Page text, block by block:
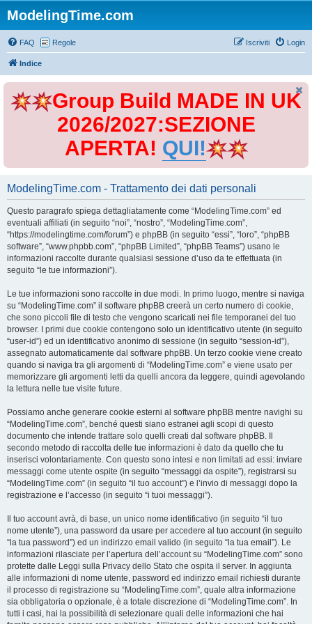
ModelingTime.com
FAQ Regole Login
Iscriviti
Indice
Group Build MADE IN UK
2026/2027:SEZIONE
APERTA! QUI!
ModelingTime.com - Trattamento dei dati personali
Questo paragrafo spiega dettagliatamente come “ModelingTime.com” ed
eventuali affiliati (in seguito “noi”, “nostro”, “ModelingTime.com”,
“https://modelingtime.com/forum”) e phpBB (in seguito “essi”, “loro”, “phpBB
software”, “www.phpbb.com”, “phpBB Limited”, “phpBB Teams”) usano le
informazioni raccolte durante qualsiasi sessione d’uso da te effettuata (in
seguito “le tue informazioni”).
Le tue informazioni sono raccolte in due modi. In primo luogo, mentre si naviga
su “ModelingTime.com” il software phpBB creerà un certo numero di cookie,
che sono piccoli file di testo che vengono scaricati nei file temporanei del tuo
browser. I primi due cookie contengono solo un identificativo utente (in seguito
“user-id”) ed un identificativo anonimo di sessione (in seguito “session-id”),
assegnato automaticamente dal software phpBB. Un terzo cookie viene creato
quando si naviga tra gli argomenti di “ModelingTime.com” e viene usato per
memorizzare gli argomenti letti da quelli ancora da leggere, quindi agevolando
la lettura nelle tue visite future.
Possiamo anche generare cookie esterni al software phpBB mentre navighi su
“ModelingTime.com”, benché questi siano estranei agli scopi di questo
documento che intende trattare solo quelli creati dal software phpBB. Il
secondo metodo di raccolta delle tue informazioni è dato da quello che tu
inserisci volontariamente. Con questo sono intesi e non limitati ad essi: inviare
messaggi come utente ospite (in seguito “messaggi da ospite”), registrarsi su
“ModelingTime.com” (in seguito “il tuo account”) e l’invio di messaggi dopo la
registrazione e l’accesso (in seguito “i tuoi messaggi”).
Il tuo account avrà, di base, un unico nome identificativo (in seguito “il tuo
nome utente”), una password da usare per accedere al tuo account (in seguito
“la tua password”) ed un indirizzo email valido (in seguito “la tua email”). Le
informazioni rilasciate per l’apertura dell’account su “ModelingTime.com” sono
protette dalle Leggi sulla Privacy dello Stato che ospita il server. In aggiunta
alle informazioni di nome utente, password ed indirizzo email richiesti durante
il processo di registrazione su “ModelingTime.com”, quale altra informazione
sia obbligatoria o opzionale, è a totale discrezione di “ModelingTime.com”. In
tutti i casi, hai la possibilità di selezionare quali delle informazioni che hai